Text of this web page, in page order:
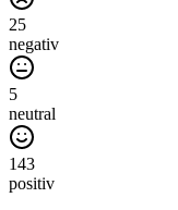
25
negativ
5
neutral
143
positiv